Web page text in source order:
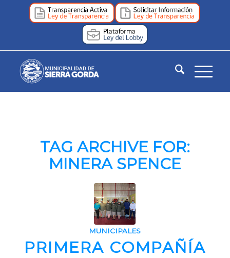
TAG ARCHIVE FOR:
MINERA SPENCE
MUNICIPALES
PRIMERA COMPAÑÍA